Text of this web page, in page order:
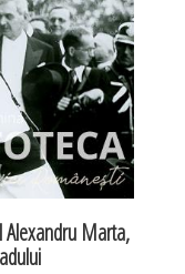
Alexandru Marta,